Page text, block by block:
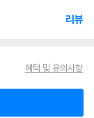
리뷰
혜택 및 유의사항